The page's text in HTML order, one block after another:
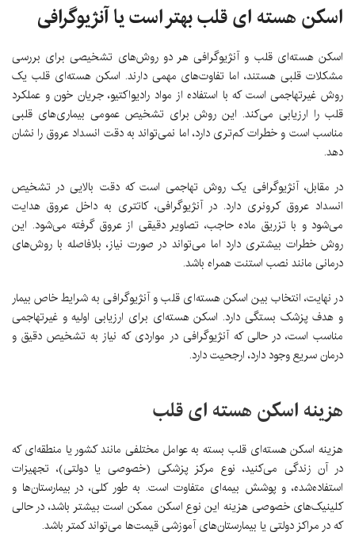
اسکن هسته ای قلب بهتر است یا آنژیوگرافی
اسکن هسته‌ای قلب و آنژیوگرافی هر دو روش‌های تشخیصی برای بررسی
مشکلات قلبی هستند، اما تفاوت‌های مهمی دارند. اسکن هسته‌ای قلب یک
روش غیرتهاجمی است که با استفاده از مواد رادیواکتیو، جریان خون و عملکرد
قلب را ارزیابی می‌کند. این روش برای تشخیص عمومی بیماری‌های قلبی
مناسب است و خطرات کم‌تری دارد، اما نمی‌تواند به دقت انسداد عروق را نشان
دهد.
در مقابل، آنژیوگرافی یک روش تهاجمی است که دقت بالایی در تشخیص
انسداد عروق کرونری دارد. در آنژیوگرافی، کاتتری به داخل عروق هدایت
می‌شود و با تزریق ماده حاجب، تصاویر دقیقی از عروق گرفته می‌شود. این
روش خطرات بیشتری دارد اما می‌تواند در صورت نیاز، بلافاصله با روش‌های
درمانی مانند نصب استنت همراه باشد.
در نهایت، انتخاب بین اسکن هسته‌ای قلب و آنژیوگرافی به شرایط خاص بیمار
و هدف پزشک بستگی دارد. اسکن هسته‌ای برای ارزیابی اولیه و غیرتهاجمی
مناسب است، در حالی که آنژیوگرافی در مواردی که نیاز به تشخیص دقیق و
درمان سریع وجود دارد، ارجحیت دارد.
هزینه اسکن هسته ای قلب
هزینه اسکن هسته‌ای قلب بسته به عوامل مختلفی مانند کشور یا منطقه‌ای که
در آن زندگی می‌کنید، نوع مرکز پزشکی (خصوصی یا دولتی)، تجهیزات
استفاده‌شده، و پوشش بیمه‌ای متفاوت است. به طور کلی، در بیمارستان‌ها و
کلینیک‌های خصوصی هزینه این نوع اسکن ممکن است بیشتر باشد، در حالی
که در مراکز دولتی یا بیمارستان‌های آموزشی قیمت‌ها می‌تواند کمتر باشد.